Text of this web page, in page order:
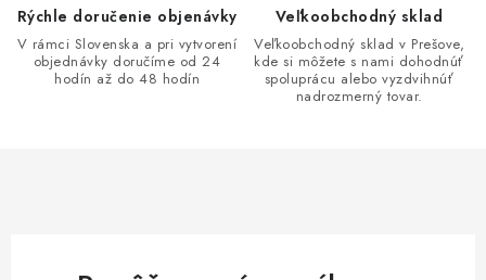
s
Rýchle doručenie objenávky
V rámci Slovenska a pri vytvorení
objednávky doručíme od 24
hodín až do 48 hodín
Veľkoobchodný sklad
Veľkoobchodný sklad v Prešove,
kde si môžete s nami dohodnúť
spoluprácu alebo vyzdvihnúť
nadrozmerný tovar.